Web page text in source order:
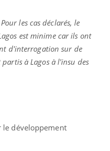
Pour les cas déclarés, le
est minime car ils ont
d'interrogation sur de
à Lagos à l'insu des
le développement